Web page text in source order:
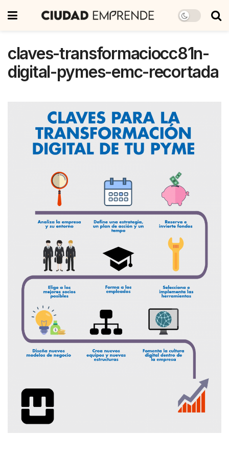
claves-transformaciocc81n-
digital-pymes-emc-recortada